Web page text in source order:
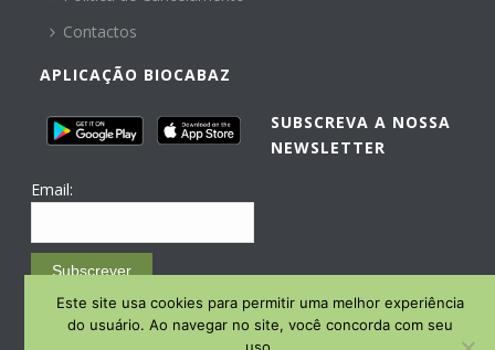
Contactos
APLICAÇÃO BIOCABAZ
SUBSCREVA A NOSSA
NEWSLETTER
Email:
Subscrever
Email Marketing by E-goi
Este site usa cookies para permitir uma melhor experiência
do usuário. Ao navegar no site, você concorda com seu